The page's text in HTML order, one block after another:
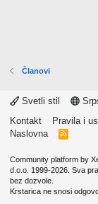
Članovi
Svetli stil
Kontakt
Pravila i
Naslovna
R
Community platform by
d.o.o. 1999-2026. Sva
bez dozvole.
Krstarica ne snosi